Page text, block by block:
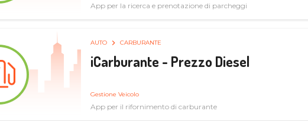
App per la ricerca e prenotazione di parcheggi
AUTO CARBURANTE
iCarburante - Prezzo Diesel
Gestione Veicolo
App per il rifornimento di carburante